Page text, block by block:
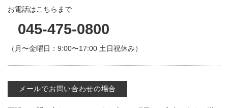
お電話はこちらまで
045-475-0800
（月〜金曜日：9:00〜17:00 土日祝休み）
メールでお問い合わせの場合